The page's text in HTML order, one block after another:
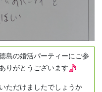
島の婚活パーティーにご参
りがとうございます
ただけましたでしょうか